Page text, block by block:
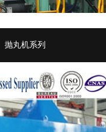
抛丸机系列